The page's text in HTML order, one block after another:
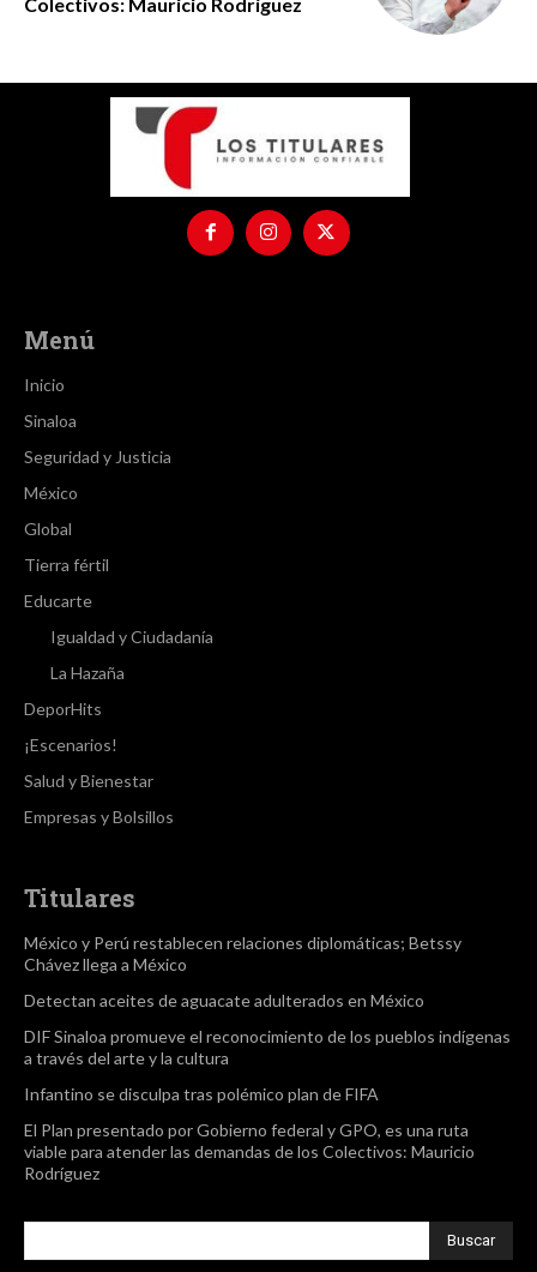
Menú
Inicio
Sinaloa
Seguridad y Justicia
México
Global
Tierra fértil
Educarte
Igualdad y Ciudadanía
La Hazaña
DeporHits
¡Escenarios!
Salud y Bienestar
Empresas y Bolsillos
Titulares
México y Perú restablecen relaciones diplomáticas; Betssy
Chávez llega a México
Detectan aceites de aguacate adulterados en México
DIF Sinaloa promueve el reconocimiento de los pueblos indígenas
a través del arte y la cultura
Infantino se disculpa tras polémico plan de FIFA
El Plan presentado por Gobierno federal y GPO, es una ruta
viable para atender las demandas de los Colectivos: Mauricio
Rodríguez
Buscar